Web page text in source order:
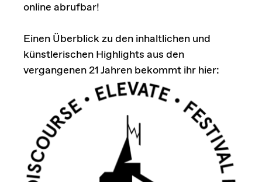
online abrufbar!
Einen Überblick zu den inhaltlichen und
künstlerischen Highlights aus den
vergangenen 21 Jahren bekommt ihr hier: